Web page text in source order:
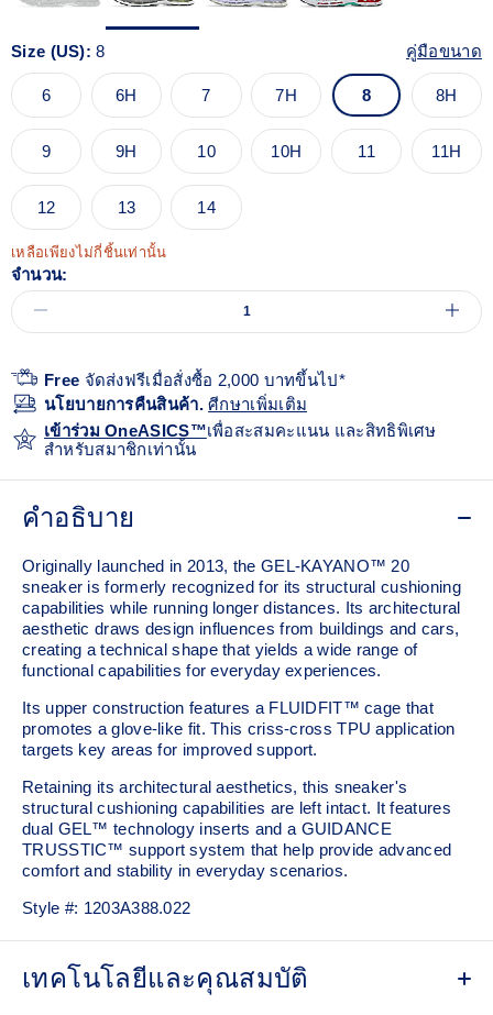
Size (US):8 คู่มือขนาด
6 6H 7 7H 8 8H
9 9H 10 10H 11 11H
12 13 14
เหลือเพียงไม่กี่ชิ้นเท่านั้น
จำนวน:
Free จัดส่งฟรีเมื่อสั่งซื้อ 2,000 บาทขึ้นไป*
นโยบายการคืนสินค้า.ศีกษาเพิ่มเติม
เข้าร่วม OneASICS™เพื่อสะสมคะแนน และสิทธิพิเศษ
สำหรับสมาชิกเท่านั้น
คำอธิบาย
Originally launched in 2013, the GEL-KAYANO™ 20
sneaker is formerly recognized for its structural cushioning
capabilities while running longer distances. Its architectural
aesthetic draws design influences from buildings and cars,
creating a technical shape that yields a wide range of
functional capabilities for everyday experiences.
Its upper construction features a FLUIDFIT™ cage that
promotes a glove-like fit. This criss-cross TPU application
targets key areas for improved support.
Retaining its architectural aesthetics, this sneaker's
structural cushioning capabilities are left intact. It features
dual GEL™ technology inserts and a GUIDANCE
TRUSSTIC™ support system that help provide advanced
comfort and stability in everyday scenarios.
Style #: 1203A388.022
เทคโนโลยีและคุณสมบัติ